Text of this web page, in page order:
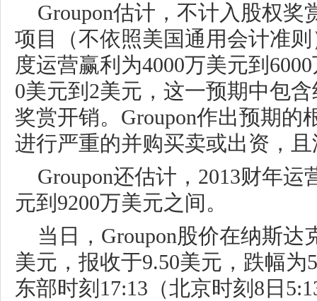
Groupon估计，不计入股权奖
项目（不依照美国通用会计准
度运营赢利为4000万美元到
0美元到2美元，这一预期中包
奖赏开销。Groupon作出预期的
进行严重的并购买卖或出资，
Groupon还估计，2013财年运
元到9200万美元之间。
当日，Groupon股价在纳斯达
美元，报收于9.50美元，跌幅为
东部时刻17:13（北京时刻8日